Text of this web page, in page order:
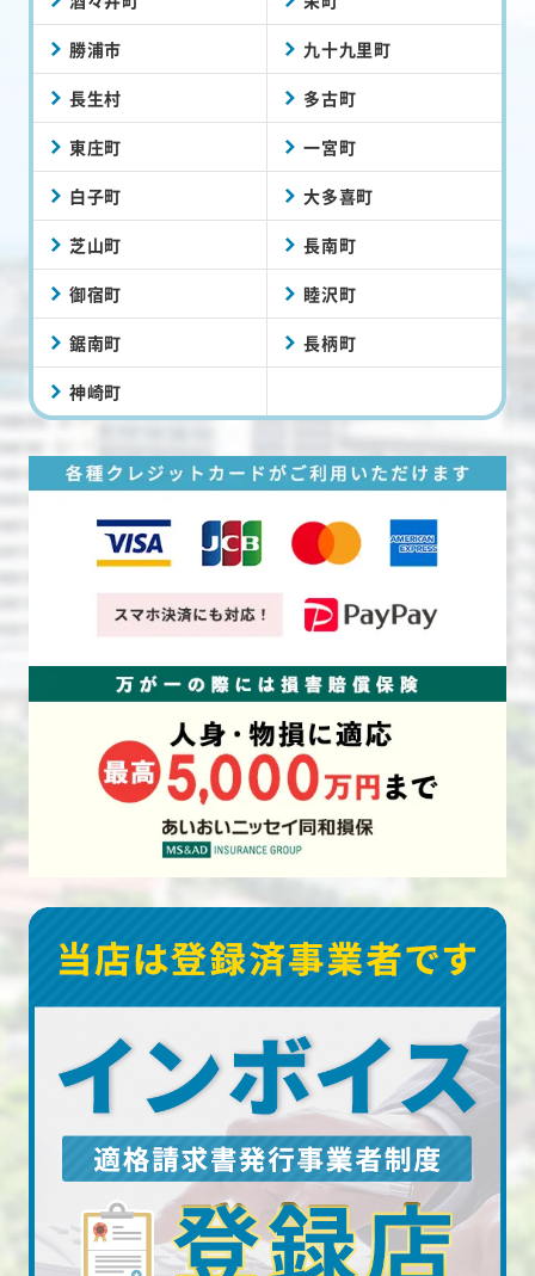
勝浦市 九十九里町
長生村 多古町
東庄町 一宮町
白子町 大多喜町
芝山町 長南町
御宿町 睦沢町
鋸南町 長柄町
神崎町